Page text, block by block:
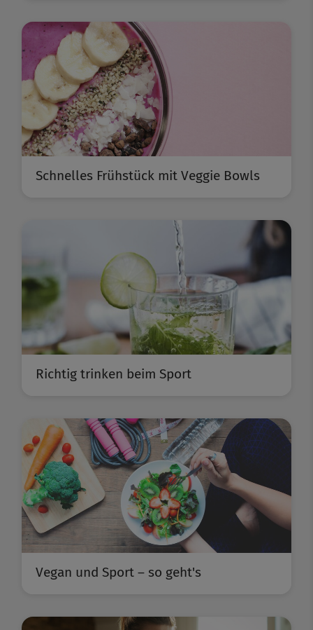
Schnelles Frühstück mit Veggie Bowls
Richtig trinken beim Sport
Vegan und Sport – so geht's